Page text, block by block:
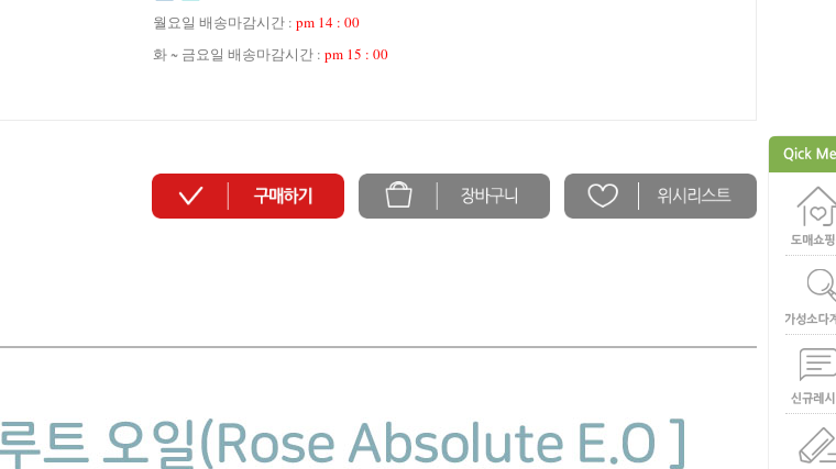
월요일 배송마감시간 : pm 14 : 00
화 ~ 금요일 배송마감시간 : pm 15 : 00